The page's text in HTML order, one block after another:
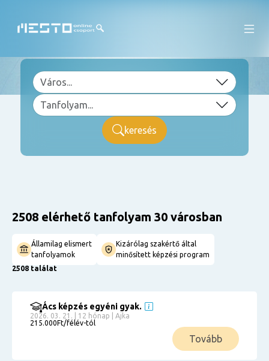
keresés
2508 elérhető tanfolyam 30 városban
Államilag elismert
tanfolyamok
Kizárólag szakértő által
minősített képzési program
2508 találat
Ács képzés egyéni gyak.
2026. 03. 21. | 12 hónap | Ajka
215.000Ft/félév-tól
Tovább